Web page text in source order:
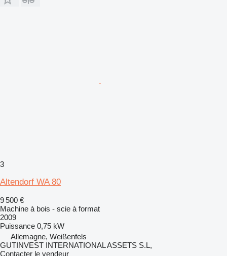
3
Altendorf WA 80
9 500 €
Machine à bois - scie à format
2009
Puissance 0,75 kW
Allemagne, Weißenfels
GUTINVEST INTERNATIONAL ASSETS S.L,
Contacter le vendeur